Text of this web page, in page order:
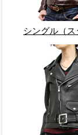
シングル（ス